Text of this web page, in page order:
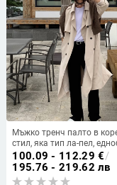
Мъжко тренч палто в
стил, яка тип ла-пел,
закопчаване, свободен
памук-полиестер смес
100.09 - 112.29 €/
195.76 - 219.62 лв